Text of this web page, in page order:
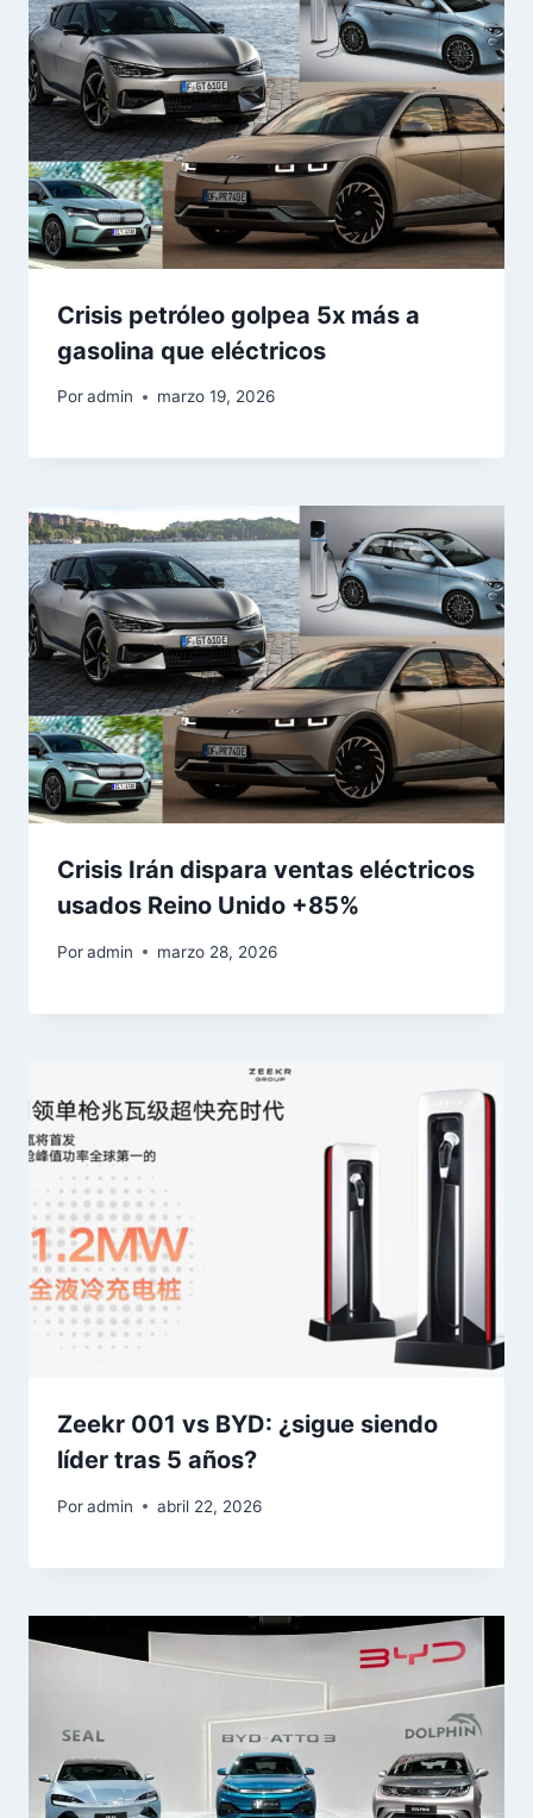
Crisis petróleo golpea 5x más a
gasolina que eléctricos
Poradmin marzo 19, 2026
Crisis Irán dispara ventas eléctricos
usados Reino Unido +85%
Poradmin marzo 28, 2026
Zeekr 001 vs BYD: ¿sigue siendo
líder tras 5 años?
Poradmin abril 22, 2026